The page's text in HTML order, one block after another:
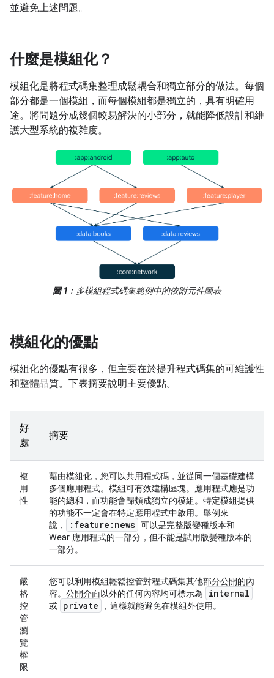
並避免上述問題。
什麼是模組化？
模組化是將程式碼集整理成鬆耦合和獨立部分的做法。每個
部分都是一個模組，而每個模組都是獨立的，具有明確用
途。將問題分成幾個較易解決的小部分，就能降低設計和維
護大型系統的複雜度。
圖 1 ：多模組程式碼集範例中的依附元件圖表
模組化的優點
模組化的優點有很多，但主要在於提升程式碼集的可維護性
和整體品質。下表摘要說明主要優點。
好
處
摘要
複
用
性
藉由模組化，您可以共用程式碼，並從同一個基礎建構
多個應用程式。模組可有效建構區塊。應用程式應是功
能的總和，而功能會歸類成獨立的模組。特定模組提供
的功能不一定會在特定應用程式中啟用。舉例來
說，
:feature:news 可以是完整版變種版本和
Wear 應用程式的一部分，但不能是試用版變種版本的
一部分。
嚴
格
控
管
瀏
覽
權
限
您可以利用模組輕鬆控管對程式碼集其他部分公開的內
容。公開介面以外的任何內容均可標示為
internal
或 private ，這樣就能避免在模組外使用。